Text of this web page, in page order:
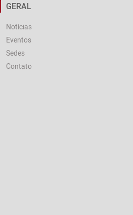
GERAL
Notícias
Eventos
Sedes
Contato